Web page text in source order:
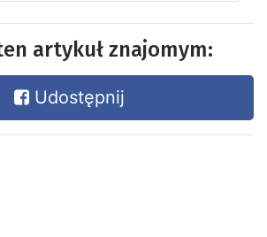
artykuł znajomym:
Udostępnij